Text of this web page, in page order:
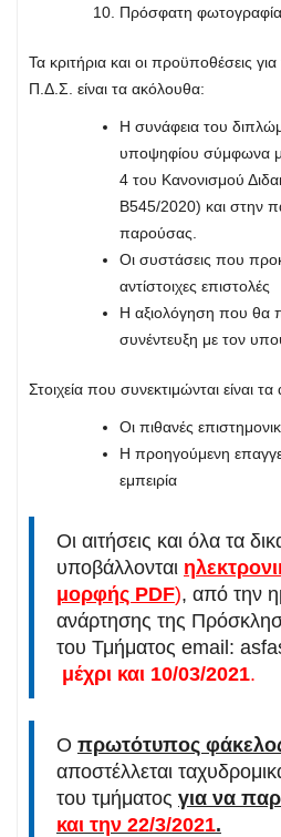
Πρόσφατη φωτογραφία
Τα κριτήρια και οι προϋποθέσεις
Π.Δ.Σ. είναι τα ακόλουθα:
Η συνάφεια του
υποψηφίου σύμφωνα
4 του Κανονισμού
Β545/2020) και στην
παρούσας.
Οι συστάσεις που
αντίστοιχες επιστολές
Η αξιολόγηση που θα
συνέντευξη με τον
Στοιχεία που συνεκτιμώνται είναι
Οι πιθανές
Η προηγούμενη
εμπειρία
Οι αιτήσεις και όλα τα
υποβάλλονται
μορφής PDF), από την
ανάρτησης της
του Τμήματος email:
μέχρι και 10/03/2021.
O πρωτότυπος
αποστέλλεται
του τμήματος για να
και την 22/3/2021.